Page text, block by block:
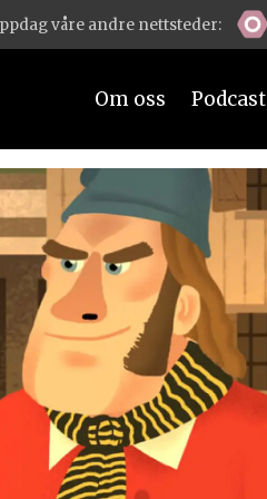
våre andre nettsteder:
Om oss Podcast